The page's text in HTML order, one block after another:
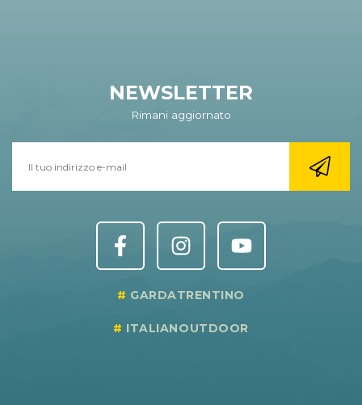
NEWSLETTER
Rimani aggiornato
GARDATRENTINO
ITALIANOUTDOOR